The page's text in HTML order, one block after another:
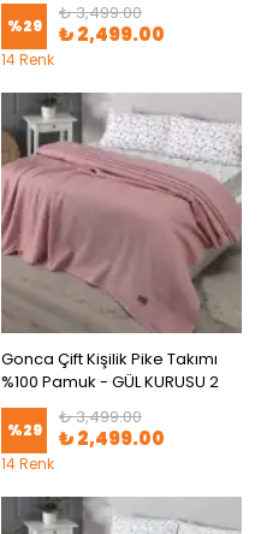
%29
₺ 3,499.00
₺ 2,499.00
14 Renk
Gonca Çift Kişilik Pike Takımı
%100 Pamuk - GÜL KURUSU 2
%29
₺ 3,499.00
₺ 2,499.00
14 Renk